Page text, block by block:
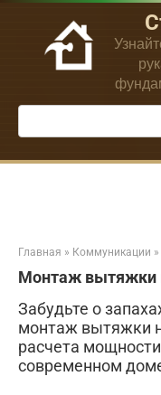
Перейти
контенту
Поиск:
Главная » Коммуникации »
Монтаж вытяжки
Забудьте о
монтаж вытяжки
расчета
современном